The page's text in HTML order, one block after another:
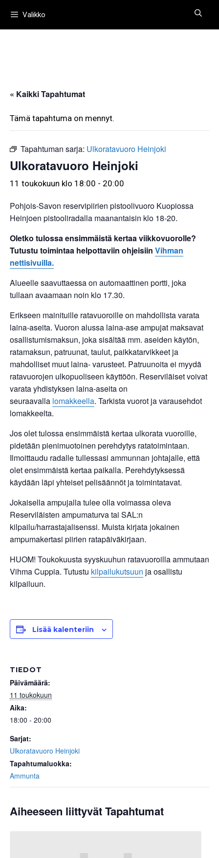
sisältöönValikko
« Kaikki Tapahtumat
Tämä tapahtuma on mennyt.
Tapahtuman sarja: Ulkoratavuoro Heinjoki
Ulkoratavuoro Heinjoki
11 toukokuun klo 18:00 - 20:00
Pohjois-Savon reservipiirien pistoolivuoro Kuopiossa
Heinjoen pistooliradalla maanantaisin klo 18-20.
Oletko tulossa ensimmäistä kertaa viikkovuorolle?
Tutustu toimintaa helpottaviin ohjeisiin Vihman
nettisivuilla.
Alueelle saavuttaessa on automaattinen portti, joka
tullaan avaamaan noin klo 17.30.
Erikseen mainituille ratavuoroille on mahdollista varata
laina-aseita. Vuoron alussa laina-ase ampujat maksavat
osallistumismaksun, joka sisältää mm. aseiden käytön,
ratamaksun, patruunat, taulut, paikkatarvikkeet ja
mahdolliset muut laina- varusteet. Patruunoita ei myydä
ratavuorojen ulkopuoliseen käyttöön. Reserviläiset voivat
varata yhdistyksen laina-aseita on
seuraavalla lomakkeella. Tarkista vuorot ja varausehdot
lomakkeelta.
Jos olet tulossa ensimmäistä kertaa ulkorata vuoroille,
pidetään pienimuotoinen perehdytys ratatoimintaan.
Ilmoittaudu radalle tullessasi ammunnan johtajalle, että
olet ensimmäistä kertaa paikalla. Perehdytyksessä
käydään läpi yhteiset pelisäännöt ja toimintatavat.
Jokaisella ampujalla tulee olla voimassa oleva
Reserviläisten ampumaturva tai SAL:n
kilpailu/harrastajalisenssi. Muista kirjata jokainen
ampumakertasi piirien ratapäiväkirjaan.
HUOM! Toukokuusta syyskuuhun ratavuoroilla ammutaan
Vihma Cuppia. Tutustu kilpailukutsuun ja osallistu
kilpailuun.
Lisää kalenteriin
TIEDOT
Päivämäärä:
11 toukokuun
Aika:
18:00 - 20:00
Sarjat:
Ulkoratavuoro Heinjoki
Tapahtumaluokka:
Ammunta
Aiheeseen liittyvät Tapahtumat